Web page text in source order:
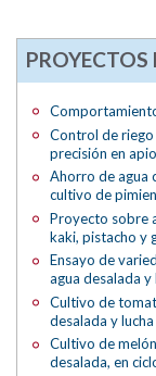
Control de riego
precisión en
Ahorro de agua
cultivo de
Proyecto sobre
kaki, pistacho y
Ensayo de
agua desalada
Cultivo de
desalada y
Cultivo de
desalada, en